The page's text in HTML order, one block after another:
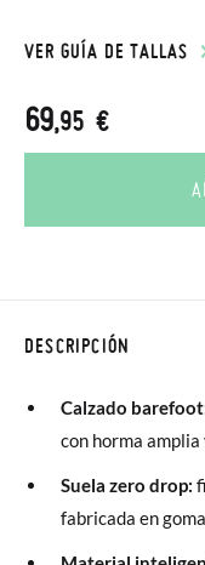
VER GUÍA DE TALLAS
69,95 €
DESCRIPCIÓN
Calzado
con horma
Suela zero drop:
fabricada en